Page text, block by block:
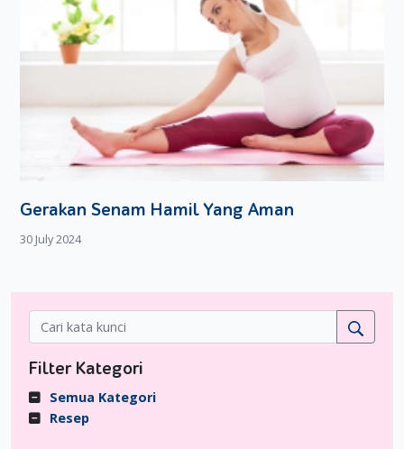
Gerakan Senam Hamil Yang Aman
30 July 2024
Filter Kategori
Semua Kategori
Resep